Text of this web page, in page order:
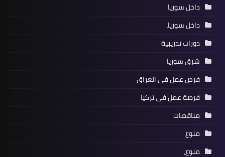
داخل سوريا
داخل سوريا،
دورات تدريبية
شرق سوريا
فرص عمل في العراق
فرصة عمل في تركيا
مناقصات
منوع
منوع،